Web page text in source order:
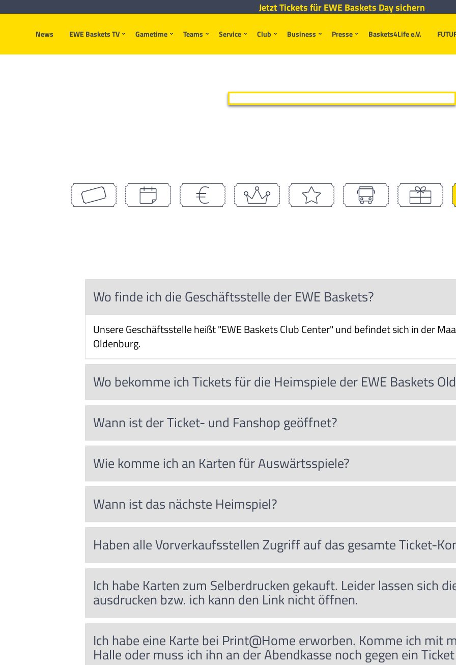
News EWE Baskets TV Gametime Teams Service Club Business Presse Baskets4Life e.V.
Jetzt Tickets für EWE Baskets Day sichern
Wo finde ich die Geschäftsstelle der EWE Baskets?
Unsere Geschäftsstelle heißt "EWE Baskets Club Center" und befindet sich in der
Oldenburg.
Wo bekomme ich Tickets für die Heimspiele der EWE Baskets
Wann ist der Ticket- und Fanshop geöffnet?
Wie komme ich an Karten für Auswärtsspiele?
Wann ist das nächste Heimspiel?
Haben alle Vorverkaufsstellen Zugriff auf das gesamte Ticket-
Ich habe Karten zum Selberdrucken gekauft. Leider lassen sich
ausdrucken bzw. ich kann den Link nicht öffnen.
Ich habe eine Karte bei Print@Home erworben. Komme ich mit
Halle oder muss ich ihn an der Abendkasse noch gegen ein